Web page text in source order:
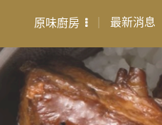
原味廚房 最新消息